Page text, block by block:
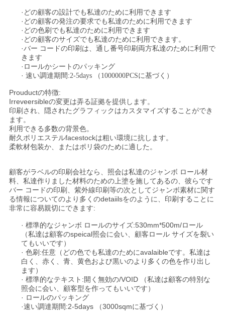
·どの顧客の設計でも私達のために利用できます
·どの顧客の発注の要求でも私達のために利用できます
·どの色刷でも私達のために利用できます
·どの顧客のサイズでも私達のために利用できます。
·バー コードの印刷は、通し番号印刷両方私達のために利用で
きます
·ロールかシートのパッキング
· 速い調達期間:2-5days （1000000PCSに基づく）
Prouductの特徴:
Irreveersibleの変更は弄る証拠を提供します。
印刷され、隠されたグラフィックはカスタマイズすることができ
ます。
利用できる多数の背景色。
耐久ポリエステルfacestockは粗い環境に抗します。
柔軟材包装か、またはポリ袋のために適した。
顧客がラベルの印刷会社なら、照会は私達のジャンボ ロール材
料、私達作りました材料のための上塗を施してあるの、彼らです
バー コードの印刷、紫外線印刷等の次としてジャンボ素材に関す
る情報についてのより多くのdetaiilsをのように、印刷することに
非常に容易親切にできます:
· 標準的なジャンボ ロールのサイズ:530mm*500m/ロール
（私達は顧客のspeical照会に会い、顧客ロール サイズを裂い
てもいいです）
· 色刷:任意（どの色でも私達のためにavalaibleです。私達は
白く、赤く、青、黄色および黒いのより多くの色を作り出し
ます）
· 標準的なテキスト:開く無効の/VOID （私達は顧客の特別な
照会に会い、顧客型を作ってもいいです）
· ロールのパッキング
·速い調達期間:2-5days （3000sqmに基づく）